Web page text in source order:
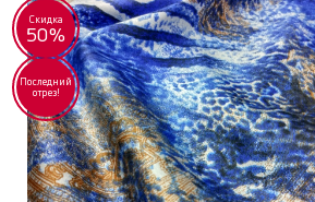
Скидка
50%
Последний
отрез!